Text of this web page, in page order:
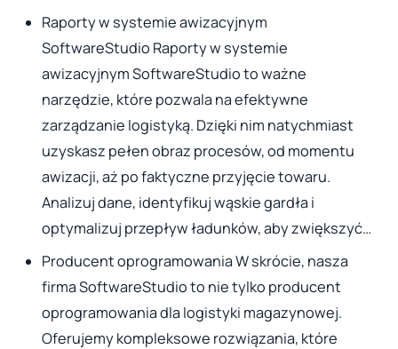
Raporty w systemie awizacyjnym
SoftwareStudio Raporty w systemie
awizacyjnym SoftwareStudio to ważne
narzędzie, które pozwala na efektywne
zarządzanie logistyką. Dzięki nim natychmiast
uzyskasz pełen obraz procesów, od momentu
awizacji, aż po faktyczne przyjęcie towaru.
Analizuj dane, identyfikuj wąskie gardła i
optymalizuj przepływ ładunków, aby zwiększyć…
Producent oprogramowania W skrócie, nasza
firma SoftwareStudio to nie tylko producent
oprogramowania dla logistyki magazynowej.
Oferujemy kompleksowe rozwiązania, które